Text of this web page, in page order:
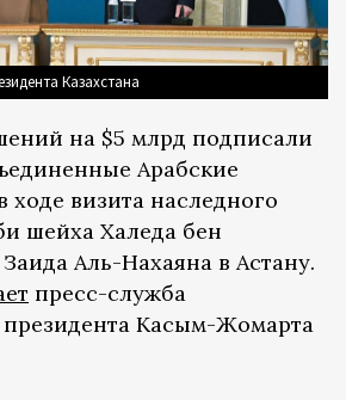
Казахстана
на $5 млрд подписали
Арабские
визита наследного
шейха Халеда бен
Аль-Нахаяна в Астану.
пресс-служба
президента Касым-Жомарта